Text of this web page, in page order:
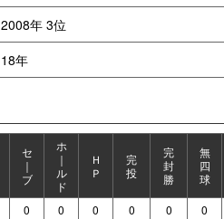
2008年 3位
18年
セ
｜
ブ
ホ
｜
ル
ド
Ｈ
Ｐ
完
投
完
封
勝
無
四
球
0 0 0 0 0 0